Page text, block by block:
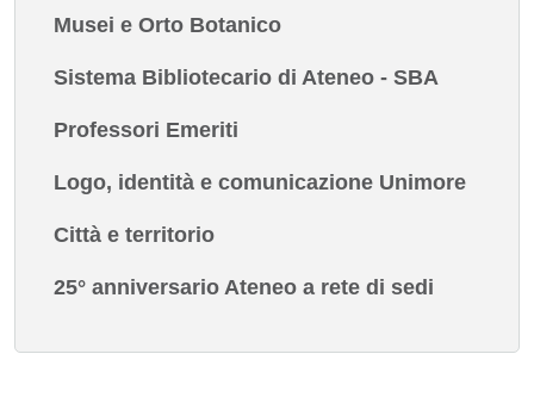
Musei e Orto Botanico
Sistema Bibliotecario di Ateneo - SBA
Professori Emeriti
Logo, identità e comunicazione Unimore
Città e territorio
25° anniversario Ateneo a rete di sedi